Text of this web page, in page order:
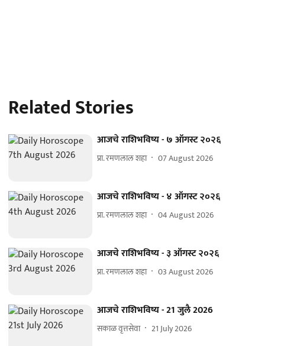
Related Stories
आजचे राशिभविष्य - ७ ऑगस्ट २०२६
प्रा. रमणलाल शहा 07 August 2026
आजचे राशिभविष्य - ४ ऑगस्ट २०२६
प्रा. रमणलाल शहा 04 August 2026
आजचे राशिभविष्य - ३ ऑगस्ट २०२६
प्रा. रमणलाल शहा 03 August 2026
आजचे राशिभविष्य - 21 जुलै 2026
सकाळ वृत्तसेवा 21 July 2026